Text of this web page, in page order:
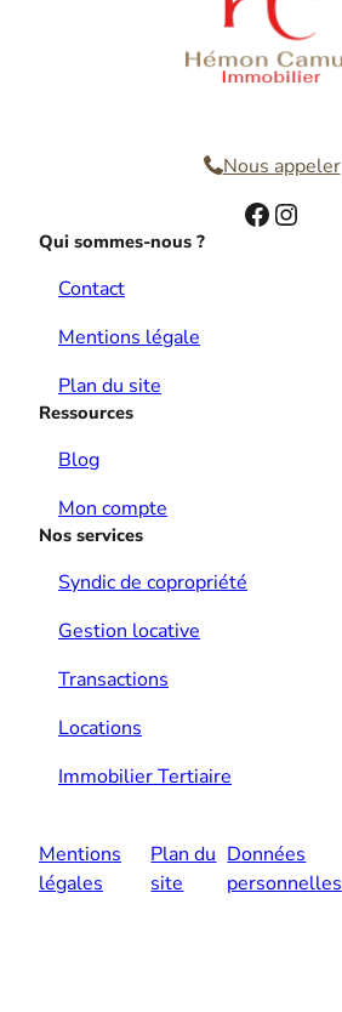
Nous appeler
Facebook Instagram
Qui sommes-nous ?
Contact
Mentions légale
Plan du site
Ressources
Blog
Mon compte
Nos services
Syndic de copropriété
Gestion locative
Transactions
Locations
Immobilier Tertiaire
Mentions
légales
Plan du
site
Données
personnelles